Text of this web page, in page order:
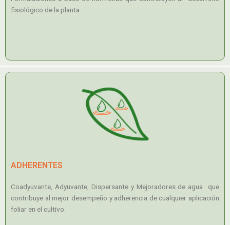
fisiológico de la planta.
ADHERENTES
Coadyuvante, Adyuvante, Dispersante y Mejoradores de agua que
contribuye al mejor desempeño y adherencia de cualquier aplicación
foliar en el cultivo.